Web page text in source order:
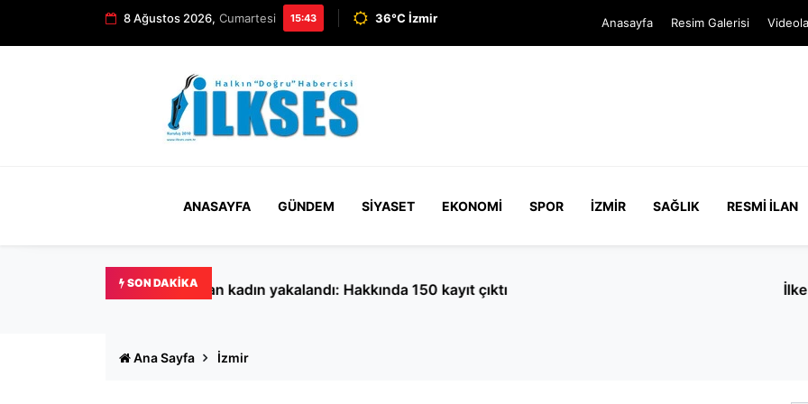
8 Ağustos 2026, Cumartesi 15:43 36°C İzmir Anasayfa Resim Galerisi
ANASAYFA GÜNDEM SIYASET EKONOMI SPOR İZMIR SAĞLIK RESMI İLAN
SON DAKIKA İlke Özyüksel Mihrioğlu'ndan tarihi zafer! Avrupa şampiyonu oldu
Ana Sayfa İzmir